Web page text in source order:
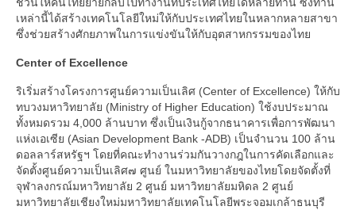
เหล่านี้ได้สร้างเทคโนโลยีใหม่ให้กับประเทศไทยในหลากหลายสาขา
ซึ่งช่วยสร้างศักยภาพในการแข่งขันให้กับอุตสาหกรรมของไทย
Center of Excellence
ริเริ่มสร้างโครงการศูนย์ความเป็นเลิศ (Center of Excellence) ให้กับ
ทบวงมหาวิทยาลัย (Ministry of Higher Education) ใช้งบประมาณ
ทั้งหมดรวม 4,000 ล้านบาท ซึ่งเป็นเงินกู้จากธนาคารเพื่อการพัฒนา
แห่งเอเซีย (Asian Development Bank -ADB) เป็นจำนวน 100 ล้าน
ดอลลาร์สหรัฐฯ โดยที่คณะทำงานร่วมกันวางกฎในการคัดเลือกและ
จัดตั้งศูนย์ความเป็นเลิศ๗ ศูนย์ ในมหาวิทยาลัยของไทยโดยจัดตั้งที่
จุฬาลงกรณ์มหาวิทยาลัย 2 ศูนย์ มหาวิทยาลัยมหิดล 2 ศูนย์
มหาวิทยาลัยเชียงใหม่มหาวิทยาลัยเทคโนโลยีพระจอมเกล้าธนบุรี